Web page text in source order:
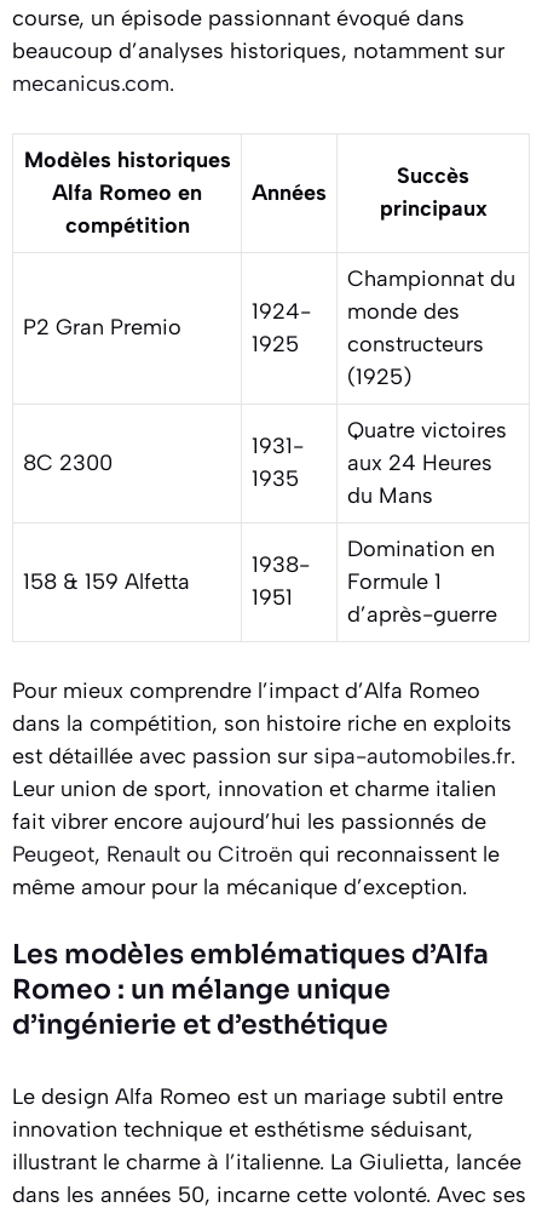
course, un épisode passionnant évoqué dans
beaucoup d’analyses historiques, notamment sur
mecanicus.com.
Modèles historiques
Alfa Romeo en
compétition
Années
Succès
principaux
P2 Gran Premio
1924-
1925
Championnat du
monde des
constructeurs
(1925)
8C 2300
1931-
1935
Quatre victoires
aux 24 Heures
du Mans
158 & 159 Alfetta
1938-
1951
Domination en
Formule 1
d’après-guerre
Pour mieux comprendre l’impact d’Alfa Romeo
dans la compétition, son histoire riche en exploits
est détaillée avec passion sur sipa-automobiles.fr.
Leur union de sport, innovation et charme italien
fait vibrer encore aujourd’hui les passionnés de
Peugeot, Renault ou Citroën qui reconnaissent le
même amour pour la mécanique d’exception.
Les modèles emblématiques d’Alfa
Romeo : un mélange unique
d’ingénierie et d’esthétique
Le design Alfa Romeo est un mariage subtil entre
innovation technique et esthétisme séduisant,
illustrant le charme à l’italienne. La Giulietta, lancée
dans les années 50, incarne cette volonté. Avec ses